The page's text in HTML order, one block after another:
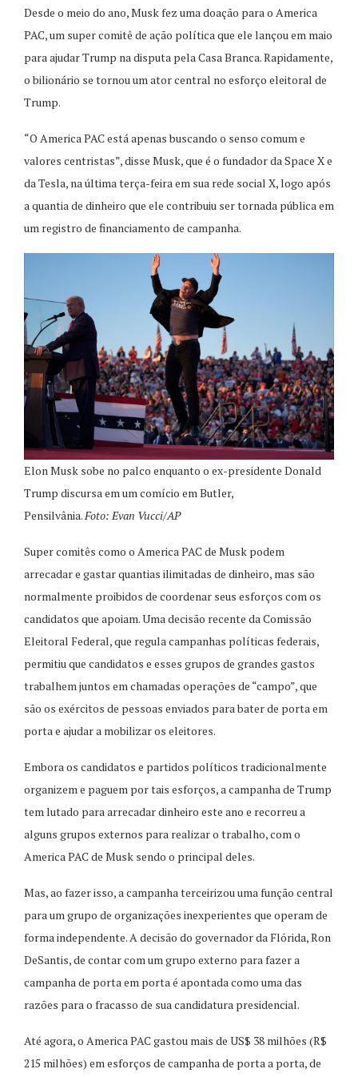
Desde o meio do ano, Musk fez uma doação para o America
PAC, um super comitê de ação política que ele lançou em maio
para ajudar Trump na disputa pela Casa Branca. Rapidamente,
o bilionário se tornou um ator central no esforço eleitoral de
Trump.
“O America PAC está apenas buscando o senso comum e
valores centristas”, disse Musk, que é o fundador da Space X e
da Tesla, na última terça-feira em sua rede social X, logo após
a quantia de dinheiro que ele contribuiu ser tornada pública em
um registro de financiamento de campanha.
Elon Musk sobe no palco enquanto o ex-presidente Donald
Trump discursa em um comício em Butler,
Pensilvânia.Foto: Evan Vucci/AP
Super comitês como o America PAC de Musk podem
arrecadar e gastar quantias ilimitadas de dinheiro, mas são
normalmente proibidos de coordenar seus esforços com os
candidatos que apoiam. Uma decisão recente da Comissão
Eleitoral Federal, que regula campanhas políticas federais,
permitiu que candidatos e esses grupos de grandes gastos
trabalhem juntos em chamadas operações de “campo”, que
são os exércitos de pessoas enviados para bater de porta em
porta e ajudar a mobilizar os eleitores.
Embora os candidatos e partidos políticos tradicionalmente
organizem e paguem por tais esforços, a campanha de Trump
tem lutado para arrecadar dinheiro este ano e recorreu a
alguns grupos externos para realizar o trabalho, com o
America PAC de Musk sendo o principal deles.
Mas, ao fazer isso, a campanha terceirizou uma função central
para um grupo de organizações inexperientes que operam de
forma independente. A decisão do governador da Flórida, Ron
DeSantis, de contar com um grupo externo para fazer a
campanha de porta em porta é apontada como uma das
razões para o fracasso de sua candidatura presidencial.
Até agora, o America PAC gastou mais de US$ 38 milhões (R$
215 milhões) em esforços de campanha de porta a porta, de